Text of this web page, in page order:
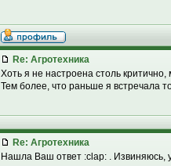
Re: Агротехника
Хоть я не настроена столь
Тем более, что раньше я встречала
Re: Агротехника
Нашла Ваш ответ :clap: . Извиняюсь,